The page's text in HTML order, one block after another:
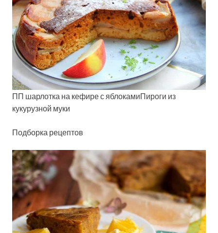
ПП шарлотка на кефире с яблокамиПироги из
кукурузной муки
Подборка рецептов